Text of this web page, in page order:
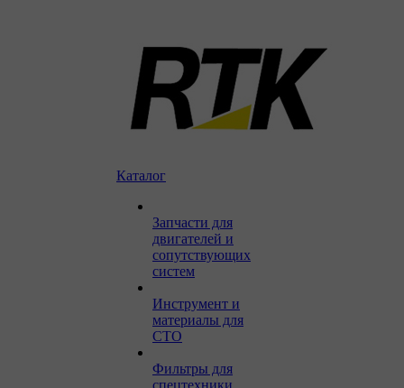
Каталог
Запчасти для
двигателей и
сопутствующих
систем
Инструмент и
материалы для
СТО
Фильтры для
спецтехники